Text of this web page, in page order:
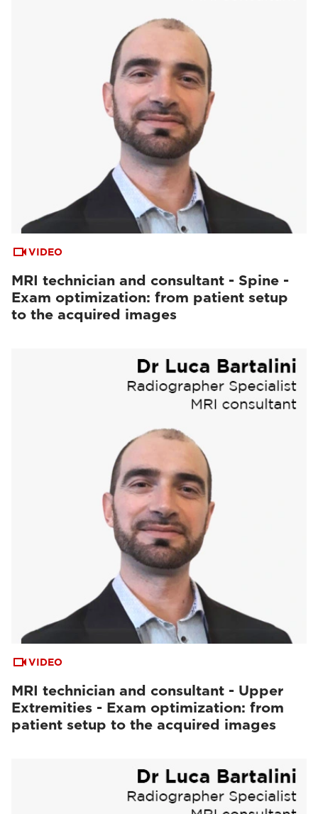
VIDEO
MRI technician and consultant - Spine -
Exam optimization: from patient setup
to the acquired images
VIDEO
MRI technician and consultant - Upper
Extremities - Exam optimization: from
patient setup to the acquired images